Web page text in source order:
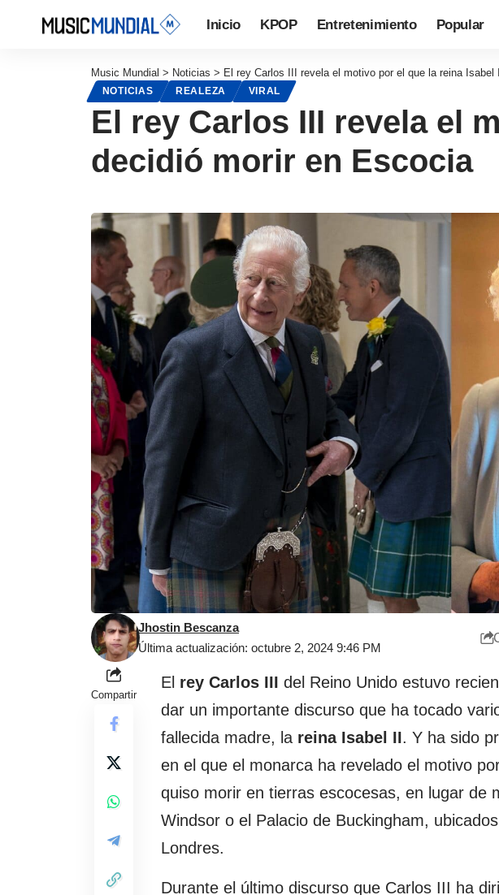
Inicio KPOP Entretenimiento Popular
Music Mundial > Noticias > El rey Carlos III revela el motivo por el que la reina
NOTICIAS REALEZA VIRAL
El rey Carlos III revela el
decidió morir en Escocia
Última actualización: octubre 2, 2024 9:46 PM
Jhostin Bescanza
Compartir
El rey Carlos III del Reino Unido estuvo
dar un importante discurso que ha tocado
fallecida madre, la reina Isabel II. Y ha sido
en el que el monarca ha revelado el motivo
quiso morir en tierras escocesas, en lugar de
Windsor o el Palacio de Buckingham,
Londres.
Durante el último discurso que Carlos III ha